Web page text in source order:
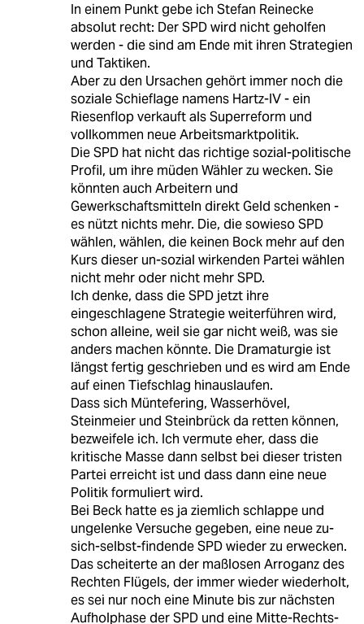
In einem Punkt gebe ich Stefan Reinecke
absolut recht: Der SPD wird nicht geholfen
werden - die sind am Ende mit ihren Strategien
und Taktiken.
Aber zu den Ursachen gehört immer noch die
soziale Schieflage namens Hartz-IV - ein
Riesenflop verkauft als Superreform und
vollkommen neue Arbeitsmarktpolitik.
Die SPD hat nicht das richtige sozial-politische
Profil, um ihre müden Wähler zu wecken. Sie
könnten auch Arbeitern und
Gewerkschaftsmitteln direkt Geld schenken -
es nützt nichts mehr. Die, die sowieso SPD
wählen, wählen, die keinen Bock mehr auf den
Kurs dieser un-sozial wirkenden Partei wählen
nicht mehr oder nicht mehr SPD.
Ich denke, dass die SPD jetzt ihre
eingeschlagene Strategie weiterführen wird,
schon alleine, weil sie gar nicht weiß, was sie
anders machen könnte. Die Dramaturgie ist
längst fertig geschrieben und es wird am Ende
auf einen Tiefschlag hinauslaufen.
Dass sich Müntefering, Wasserhövel,
Steinmeier und Steinbrück da retten können,
bezweifele ich. Ich vermute eher, dass die
kritische Masse dann selbst bei dieser tristen
Partei erreicht ist und dass dann eine neue
Politik formuliert wird.
Bei Beck hatte es ja ziemlich schlappe und
ungelenke Versuche gegeben, eine neue zu-
sich-selbst-findende SPD wieder zu erwecken.
Das scheiterte an der maßlosen Arroganz des
Rechten Flügels, der immer wieder wiederholt,
es sei nur noch eine Minute bis zur nächsten
Aufholphase der SPD und eine Mitte-Rechts-